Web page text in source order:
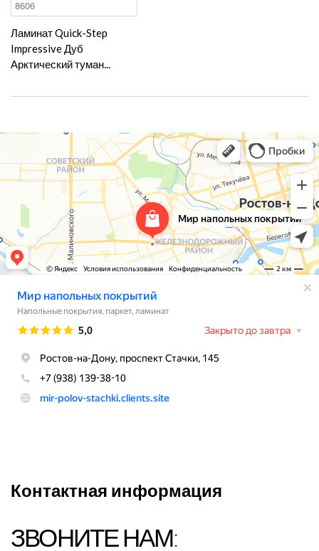
Ламинат Quick-Step
Impressive Дуб
Арктический туман...
Контактная информация
ЗВОНИТЕ НАМ: